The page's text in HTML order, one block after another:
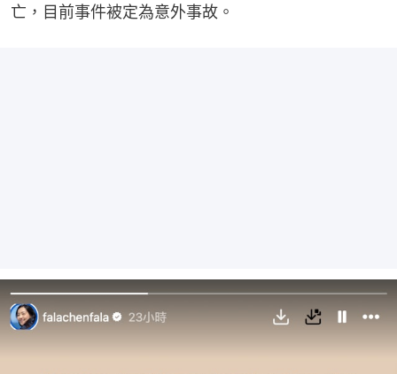
亡，目前事件被定為意外事故。